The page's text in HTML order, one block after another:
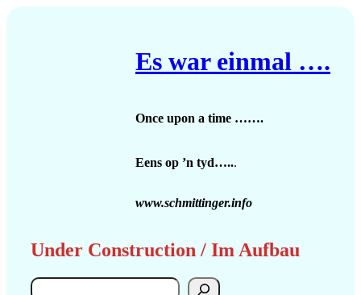
Es war einmal ….
Once upon a time …….
Eens op ’n tyd…...
www.schmittinger.info
Under Construction / Im Aufbau
Search